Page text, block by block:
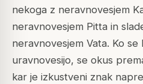
nekoga z neravnovesjem
neravnovesjem Pitta in
neravnovesjem Vata. Ko se
uravnovesijo, se okus
kar je izkustveni znak